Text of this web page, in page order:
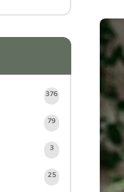
376
79
3
25